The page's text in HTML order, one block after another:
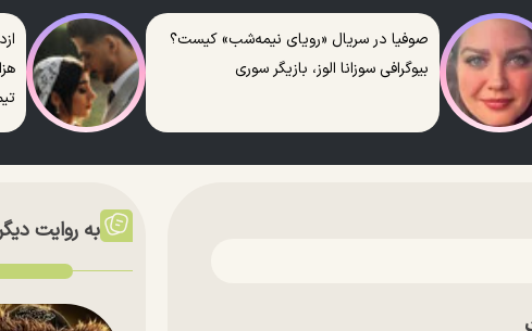
صوفیا در سریال «رویای نیمه‌شب» کیست؟
بیوگرافی سوزانا الوز، بازیگر سوری
به روایت